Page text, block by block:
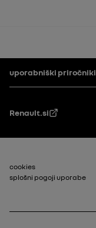
Noga
uporabniški priročniki
Renault.si
Footer_2
cookies
splošni pogoji uporabe